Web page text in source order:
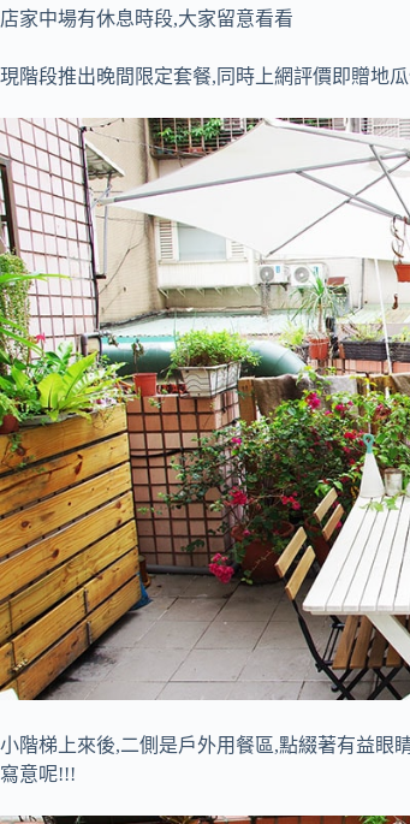
店家中場有休息時段,大家留意看看
現階段推出晚間限定套餐,同時上網評價即贈地
小階梯上來後,二側是戶外用餐區,點綴著有益眼
寫意呢!!!